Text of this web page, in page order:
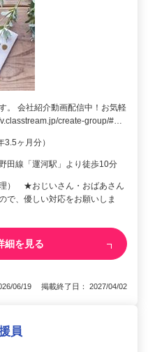
。 会社紹介動画配信中！お気軽
create-group/#…
ヶ月分）
田線「運河駅」より徒歩10分
） ★おじいさん・おばあさん
で、優しい対応をお願いしま
細を見る
06/19 掲載終了日： 2027/04/02
員